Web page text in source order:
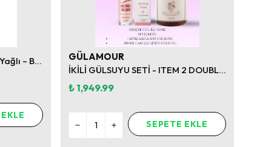
5 Litre Doğal Gül Suyu (Gül Yağlı – Büyük Boy)
GÜLAMOUR
İKİLİ GÜLSUYU SETİ - ITEM 2 DOUBLE SET*MEGA SIZE
₺ 1,949.99
SEPETE EKLE